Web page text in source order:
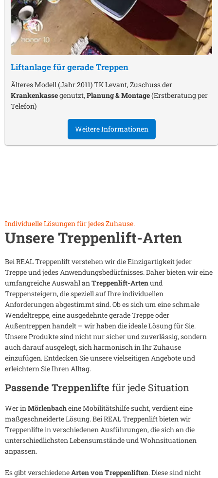
Liftanlage für gerade Treppen
Älteres Modell (Jahr 2011) TK Levant, Zuschuss der
Krankenkassegenutzt,Planung & Montage(Erstberatung per
Telefon)
Weitere Informationen
Individuelle Lösungen für jedes Zuhause.
Unsere Treppenlift-Arten
Bei REAL Treppenlift verstehen wir die Einzigartigkeit jeder
Treppe und jedes Anwendungsbedürfnisses. Daher bieten wir eine
umfangreiche Auswahl anTreppenlift-Artenund
Treppensteigern, die speziell auf Ihre individuellen
Anforderungen abgestimmt sind. Ob es sich um eine schmale
Wendeltreppe, eine ausgedehnte gerade Treppe oder
Außentreppen handelt – wir haben die ideale Lösung für Sie.
Unsere Produkte sind nicht nur sicher und zuverlässig, sondern
auch darauf ausgelegt, sich harmonisch in Ihr Zuhause
einzufügen. Entdecken Sie unsere vielseitigen Angebote und
erleichtern Sie Ihren Alltag.
Passende Treppenlifte für jede Situation
Wer inMörlenbacheine Mobilitätshilfe sucht, verdient eine
maßgeschneiderte Lösung. Bei REAL Treppenlift bieten wir
Treppenlifte in verschiedenen Ausführungen, die sich an die
unterschiedlichsten Lebensumstände und Wohnsituationen
anpassen.
Es gibt verschiedeneArten von Treppenliften. Diese sind nicht